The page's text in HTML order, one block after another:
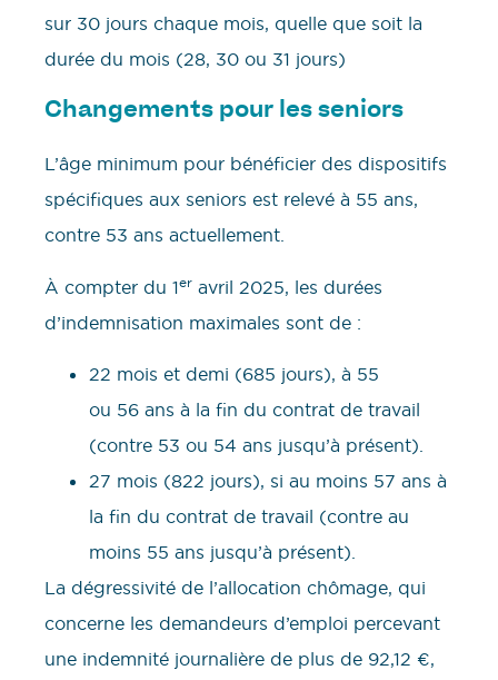
sur 30 jours chaque mois, quelle que soit la
durée du mois (28, 30 ou 31 jours)
Changements pour les seniors
L’âge minimum pour bénéficier des dispositifs
spécifiques aux seniors est relevé à 55 ans,
contre 53 ans actuellement.
À compter du 1er avril 2025, les durées
d’indemnisation maximales sont de :
22 mois et demi (685 jours), à 55
ou 56 ans à la fin du contrat de travail
(contre 53 ou 54 ans jusqu’à présent).
27 mois (822 jours), si au moins 57 ans à
la fin du contrat de travail (contre au
moins 55 ans jusqu’à présent).
La dégressivité de l’allocation chômage, qui
concerne les demandeurs d’emploi percevant
une indemnité journalière de plus de 92,12 €,